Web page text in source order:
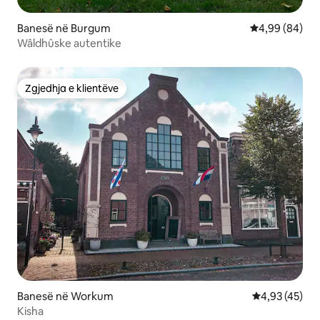
Banesë në Burgum Vlerësimi
4,99 (84)
Wâldhûske autentike
Zgjedhja e klientëve
Zgjedhja e klientëve
Banesë në Workum Vlerësimi
4,93 (45)
Kisha